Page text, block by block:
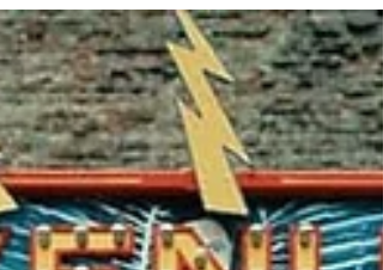
deuxième fille, tous deux sélectionnés par
Semaine de la Critique. Une belle nouvelle
pour les cinéphiles belges, qui pourront
ainsi découvrir ces deux longs-métrages
dans les salles prochainement.